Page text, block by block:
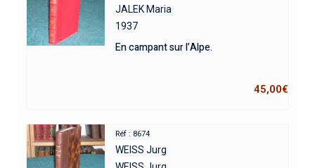
JALEK Maria
1937
En campant sur l’Alpe.
45,00€
Réf : 8674
WEISS Jurg